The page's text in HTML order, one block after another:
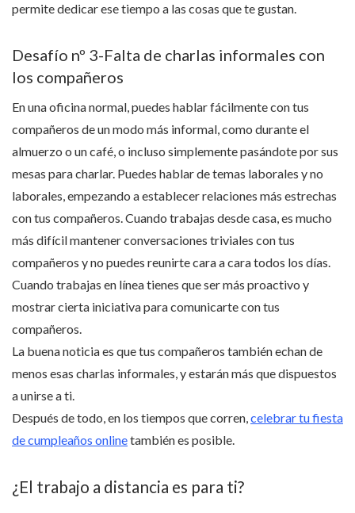
permite dedicar ese tiempo a las cosas que te gustan.
Desafío nº 3-Falta de charlas informales con
los compañeros
En una oficina normal, puedes hablar fácilmente con tus
compañeros de un modo más informal, como durante el
almuerzo o un café, o incluso simplemente pasándote por sus
mesas para charlar. Puedes hablar de temas laborales y no
laborales, empezando a establecer relaciones más estrechas
con tus compañeros. Cuando trabajas desde casa, es mucho
más difícil mantener conversaciones triviales con tus
compañeros y no puedes reunirte cara a cara todos los días.
Cuando trabajas en línea tienes que ser más proactivo y
mostrar cierta iniciativa para comunicarte con tus
compañeros.
La buena noticia es que tus compañeros también echan de
menos esas charlas informales, y estarán más que dispuestos
a unirse a ti.
Después de todo, en los tiempos que corren,celebrar tu fiesta
de cumpleaños onlinetambién es posible.
¿El trabajo a distancia es para ti?